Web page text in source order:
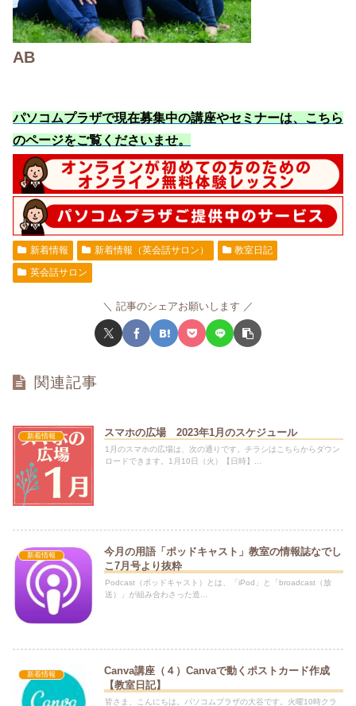
AB
パソコムプラザで現在募集中の講座やセミナーは、こちら
のページをご覧くださいませ。
新着情報 新着情報（英会話サロン）
教室日記
英会話サロン
記事のシェアお願いします
関連記事
新着情報 スマホの広場 2023年1月のスケジュール
1月のスマホの広場は、次の通りです。チラシはこちらからダウン
ロードできます。1月10日（火）【日時】...
新着情報
今月の用語「ポッドキャスト」教室の情報誌なでし
こ7月号より抜粋
Podcast（ポッドキャスト）とは、「iPod」と「broadcast（放
送）」が組み合わさった造...
新着情報
Canva講座（４）Canvaで動くポストカード作成
【教室日記】
皆さま、こんにちは。パソコムプラザの大谷です。火曜10時クラ